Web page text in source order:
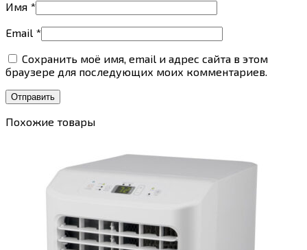
Имя *
Email *
Сохранить моё имя, email и адрес сайта в этом
браузере для последующих моих комментариев.
Похожие товары